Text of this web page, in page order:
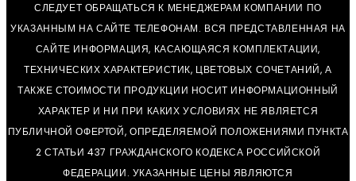
СЛЕДУЕТ ОБРАЩАТЬСЯ К МЕНЕДЖЕРАМ КОМПАНИИ ПО
УКАЗАННЫМ НА САЙТЕ ТЕЛЕФОНАМ. ВСЯ ПРЕДСТАВЛЕННАЯ НА
САЙТЕ ИНФОРМАЦИЯ, КАСАЮЩАЯСЯ КОМПЛЕКТАЦИИ,
ТЕХНИЧЕСКИХ ХАРАКТЕРИСТИК, ЦВЕТОВЫХ СОЧЕТАНИЙ, А
ТАКЖЕ СТОИМОСТИ ПРОДУКЦИИ НОСИТ ИНФОРМАЦИОННЫЙ
ХАРАКТЕР И НИ ПРИ КАКИХ УСЛОВИЯХ НЕ ЯВЛЯЕТСЯ
ПУБЛИЧНОЙ ОФЕРТОЙ, ОПРЕДЕЛЯЕМОЙ ПОЛОЖЕНИЯМИ ПУНКТА
2 СТАТЬИ 437 ГРАЖДАНСКОГО КОДЕКСА РОССИЙСКОЙ
ФЕДЕРАЦИИ. УКАЗАННЫЕ ЦЕНЫ ЯВЛЯЮТСЯ